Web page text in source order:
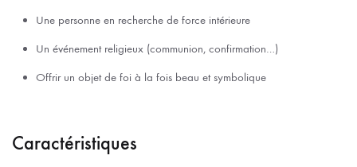
Une personne en recherche de force intérieure
Un événement religieux (communion, confirmation…)
Offrir un objet de foi à la fois beau et symbolique
Caractéristiques